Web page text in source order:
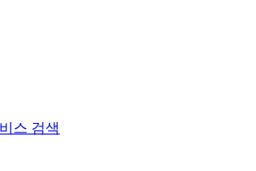
스 검색